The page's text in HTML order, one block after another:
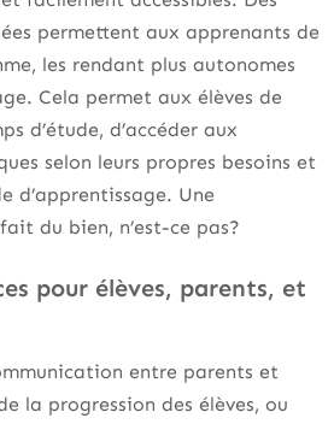
permettent aux apprenants de
les rendant plus autonomes
Cela permet aux élèves de
d’étude, d’accéder aux
selon leurs propres besoins et
d’apprentissage. Une
du bien, n’est-ce pas?
pour élèves, parents, et
entre parents et
la progression des élèves, ou